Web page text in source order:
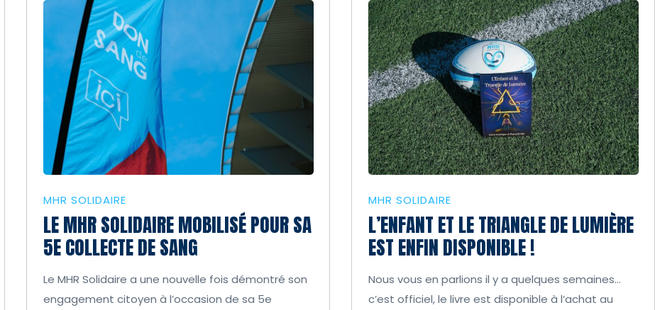
MHR SOLIDAIRE
LE MHR SOLIDAIRE MOBILISÉ POUR SA
5E COLLECTE DE SANG
Le MHR Solidaire a une nouvelle fois démontré son
engagement citoyen à l’occasion de sa 5e
MHR SOLIDAIRE
L’ENFANT ET LE TRIANGLE DE LUMIÈRE
EST ENFIN DISPONIBLE !
Nous vous en parlions il y a quelques semaines…
c’est officiel, le livre est disponible à l’achat au